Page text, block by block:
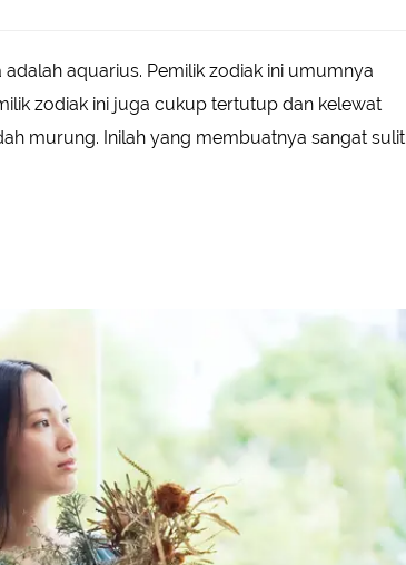
aquarius. Pemilik zodiak ini umumnya
zodiak ini juga cukup tertutup dan kelewat
murung. Inilah yang membuatnya sangat sulit